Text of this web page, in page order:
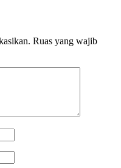
Ruas yang wajib